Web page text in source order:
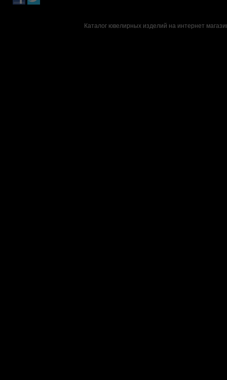
Каталог ювелирных изделий на интернет